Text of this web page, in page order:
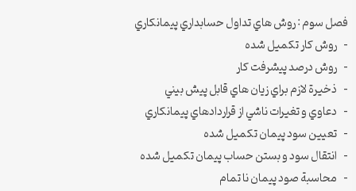
فصل سوم : روش هاي تداول حسابداري پيمانكاري
– روش كار تكميل شده
– روش درصد پيشرفت كار
– ذخيرة لازم براي زيان هاي قابل پيش بيني
– دعاوي و تغيرات ناشي از قراردادهاي پيمانكاري
– تعيين سود پيمان تكميل شده
– انتقال سود و بستن حساب پيمان تكميل شده
– محاسبة صود پيمان نا تمام